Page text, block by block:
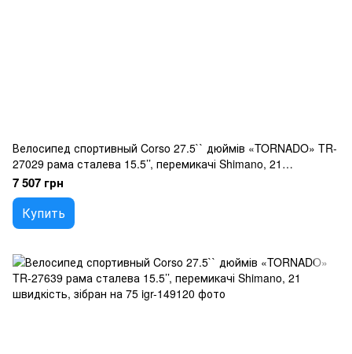
Велосипед спортивный Corso 27.5`` дюймів «TORNADO» TR-
27029 рама сталева 15.5’’, перемикачі Shimano, 21
швидкість, зібран на 75
7 507 грн
Купить